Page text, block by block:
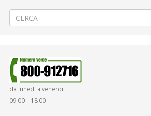
da lunedì a venerdì
09:00 – 18:00